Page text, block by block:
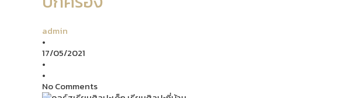
admin
•
17/05/2021
•
•
No Comments